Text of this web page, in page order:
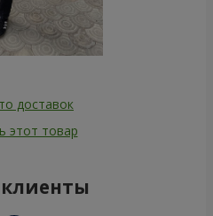
доставок
этот товар